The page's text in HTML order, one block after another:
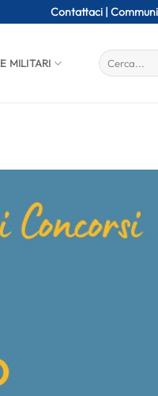
Contattaci |
MILITARI